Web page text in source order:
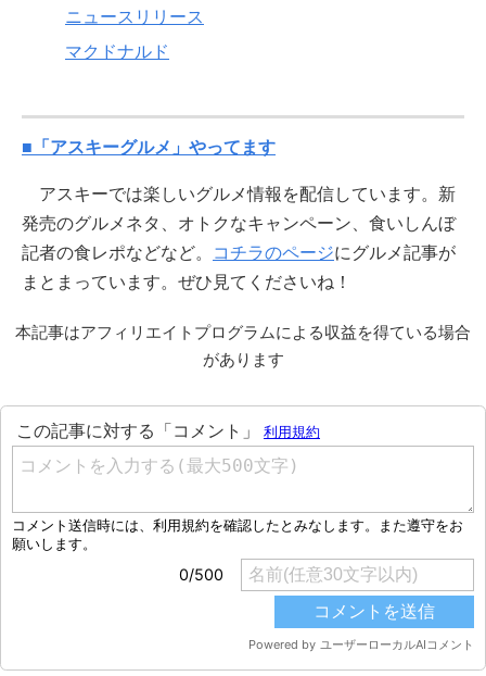
ニュースリリース
マクドナルド
■「アスキーグルメ」やってます
アスキーでは楽しいグルメ情報を配信しています。新
発売のグルメネタ、オトクなキャンペーン、食いしんぼ
記者の食レポなどなど。
コチラのページにグルメ記事が
まとまっています。ぜひ見てくださいね！
本記事はアフィリエイトプログラムによる収益を得ている場合
があります